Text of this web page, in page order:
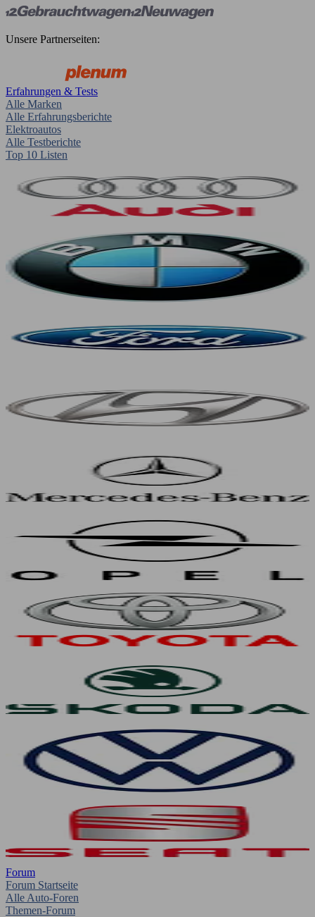
Unsere Partnerseiten:
Erfahrungen & Tests
Alle Marken
Alle Erfahrungsberichte
Elektroautos
Alle Testberichte
Top 10 Listen
Forum
Forum Startseite
Alle Auto-Foren
Themen-Forum